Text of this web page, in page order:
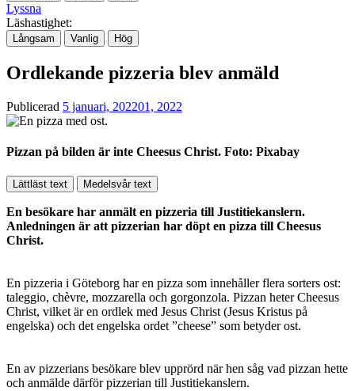
Lyssna
Läshastighet:
Långsam Vanlig Hög
Ordlekande pizzeria blev anmäld
Publicerad 5 januari, 202201, 2022
Pizzan på bilden är inte Cheesus Christ. Foto: Pixabay
Lättläst text Medelsvår text
En besökare har anmält en pizzeria till Justitiekanslern.
Anledningen är att pizzerian har döpt en pizza till Cheesus
Christ.
En pizzeria i Göteborg har en pizza som innehåller flera sorters ost:
taleggio, chèvre, mozzarella och gorgonzola. Pizzan heter Cheesus
Christ, vilket är en ordlek med Jesus Christ (Jesus Kristus på
engelska) och det engelska ordet ”cheese” som betyder ost.
En av pizzerians besökare blev upprörd när hen såg vad pizzan hette
och anmälde därför pizzerian till Justitiekanslern.